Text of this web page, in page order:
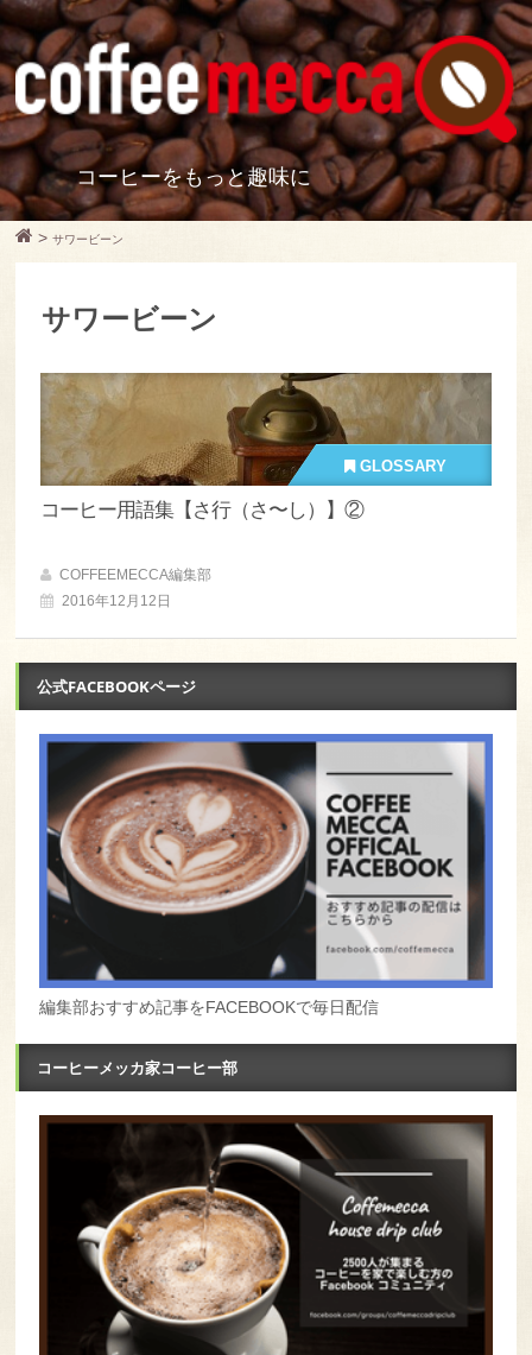
コーヒーをもっと趣味に
>サワービーン
サワービーン
GLOSSARY
コーヒー用語集【さ行（さ〜し）】②
COFFEEMECCA編集部
2016年12月12日
公式FACEBOOKページ
編集部おすすめ記事をFACEBOOKで毎日配信
コーヒーメッカ家コーヒー部